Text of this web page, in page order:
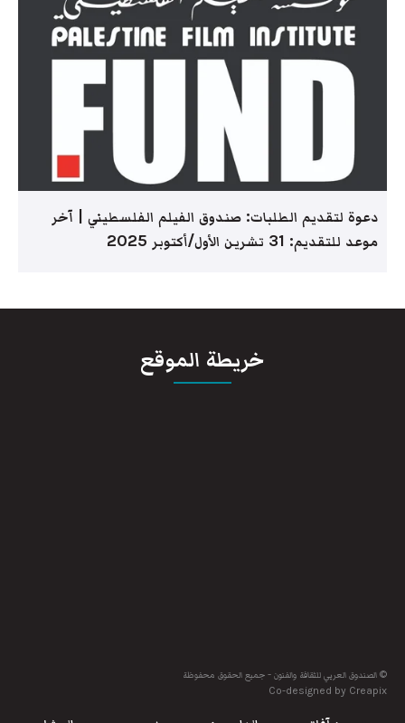
دعوة لتقديم الطلبات: صندوق الفيلم الفلسطيني | آخر
موعد للتقديم: 31 تشرين الأول/أكتوبر 2025
خريطة الموقع
© الصندوق العربي للثقافة والفنون - جميع الحقوق محفوظة
Co-designed by Creapix